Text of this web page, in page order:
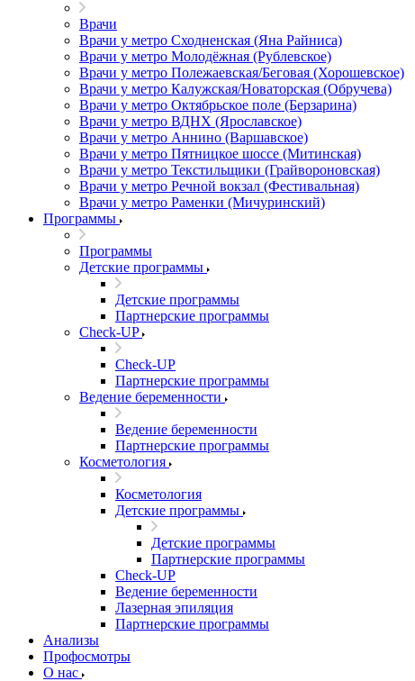
Врачи
Врачи у метро Сходненская (Яна Райниса)
Врачи у метро Молодёжная (Рублевское)
Врачи у метро Полежаевская/Беговая (Хорошевское)
Врачи у метро Калужская/Новаторская (Обручева)
Врачи у метро Октябрьское поле (Берзарина)
Врачи у метро ВДНХ (Ярославское)
Врачи у метро Аннино (Варшавское)
Врачи у метро Пятницкое шоссе (Митинская)
Врачи у метро Текстильщики (Грайвороновская)
Врачи у метро Речной вокзал (Фестивальная)
Врачи у метро Раменки (Мичуринский)
Программы
Программы
Детские программы
Детские программы
Партнерские программы
Check-UP
Check-UP
Партнерские программы
Ведение беременности
Ведение беременности
Партнерские программы
Косметология
Косметология
Детские программы
Детские программы
Партнерские программы
Check-UP
Ведение беременности
Лазерная эпиляция
Партнерские программы
Анализы
Профосмотры
О нас